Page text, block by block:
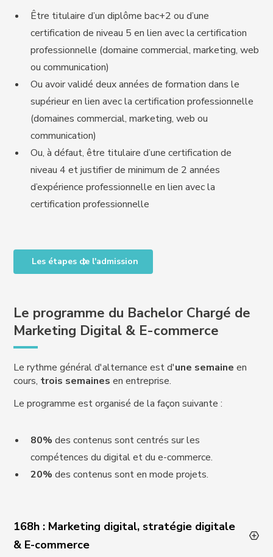
Être titulaire d’un diplôme bac+2 ou d’une
certification de niveau 5 en lien avec la certification
professionnelle (domaine commercial, marketing, web
ou communication)
Ou avoir validé deux années de formation dans le
supérieur en lien avec la certification professionnelle
(domaines commercial, marketing, web ou
communication)
Ou, à défaut, être titulaire d’une certification de
niveau 4 et justifier de minimum de 2 années
d’expérience professionnelle en lien avec la
certification professionnelle
Les étapes de l'admission
Le programme du Bachelor Chargé de
Marketing Digital & E-commerce
Le rythme général d'alternance est d'une semaine en
cours, trois semaines en entreprise.
Le programme est organisé de la façon suivante :
80% des contenus sont centrés sur les
compétences du digital et du e-commerce.
20% des contenus sont en mode projets.
168h : Marketing digital, stratégie digitale
& E-commerce